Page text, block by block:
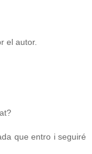
el autor.
que entro i seguiré